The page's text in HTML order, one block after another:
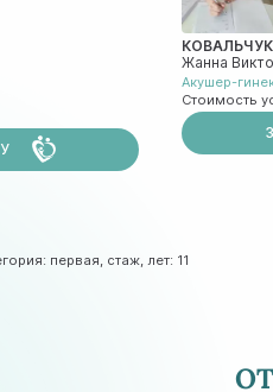
КОВАЛЬЧУК
Жанна
Акушер-
Стоимость
первая, стаж, лет: 11